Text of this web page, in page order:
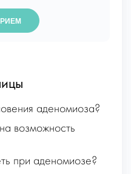
аденомиоза?
возможность
при аденомиозе?